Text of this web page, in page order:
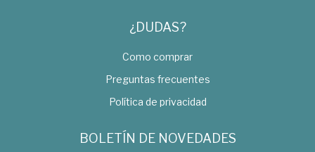
¿DUDAS?
Como comprar
Preguntas frecuentes
Política de privacidad
BOLETÍN DE NOVEDADES